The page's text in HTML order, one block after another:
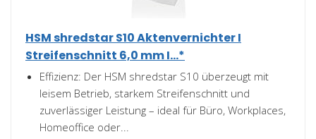
HSM shredstar S10 Aktenvernichter I
Streifenschnitt 6,0 mm I...*
Effizienz: Der HSM shredstar S10 überzeugt mit
leisem Betrieb, starkem Streifenschnitt und
zuverlässiger Leistung – ideal für Büro, Workplaces,
Homeoffice oder...